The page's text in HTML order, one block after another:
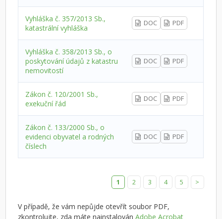
Vyhláška č. 357/2013 Sb.,
katastrální vyhláška
DOC PDF
Vyhláška č. 358/2013 Sb., o
poskytování údajů z katastru
nemovitostí
DOC PDF
Zákon č. 120/2001 Sb.,
exekuční řád
DOC PDF
Zákon č. 133/2000 Sb., o
evidenci obyvatel a rodných
číslech
DOC PDF
1 2 3 4 5 >
V případě, že vám nepůjde otevřít soubor PDF,
zkontrolujte, zda máte nainstalovánAdobe Acrobat